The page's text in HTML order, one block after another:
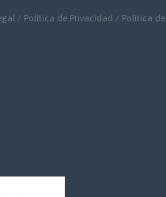
/ Política de Privacidad / Política de